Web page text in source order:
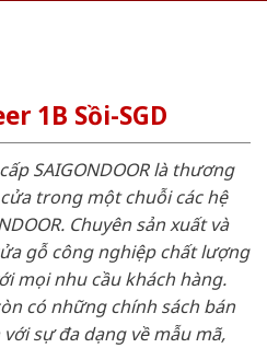
1B Sồi-SGD
SAIGONDOOR là thương
trong một chuỗi các hệ
Chuyên sản xuất và
gỗ công nghiệp chất lượng
mọi nhu cầu khách hàng.
có những chính sách bán
sự đa dạng về mẫu mã,